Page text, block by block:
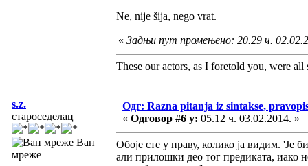
Ne, nije šija, nego vrat.
« Задњи пут промењено: 20.29 ч.
These our actors, as I foretold you, were
s.z.
староседелац
Ван
мреже
Одг: Razna pitanja iz sintakse,
« Одговор #6 у: 05.12 ч. 03.02.2014. »
Обоје сте у праву, колико ја видим. 'Је
али прилошки део тог предиката, иако